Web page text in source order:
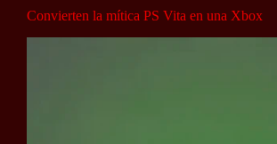
Convierten la mítica PS Vita en una Xbox